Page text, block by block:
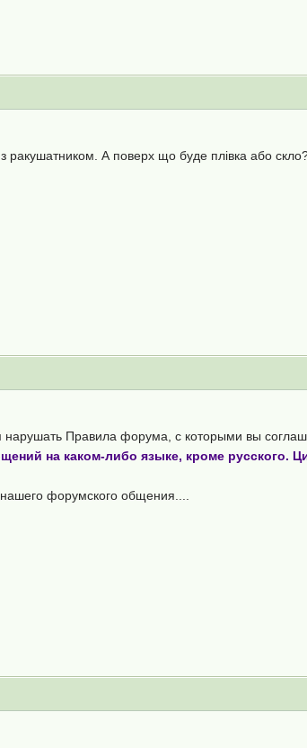
ракушатником. А поверх що буде плівка або
Правила форума, с которыми вы
на каком-либо языке, кроме русского.
форумского общения....